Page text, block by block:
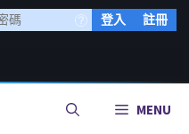
登入 註冊
MENU